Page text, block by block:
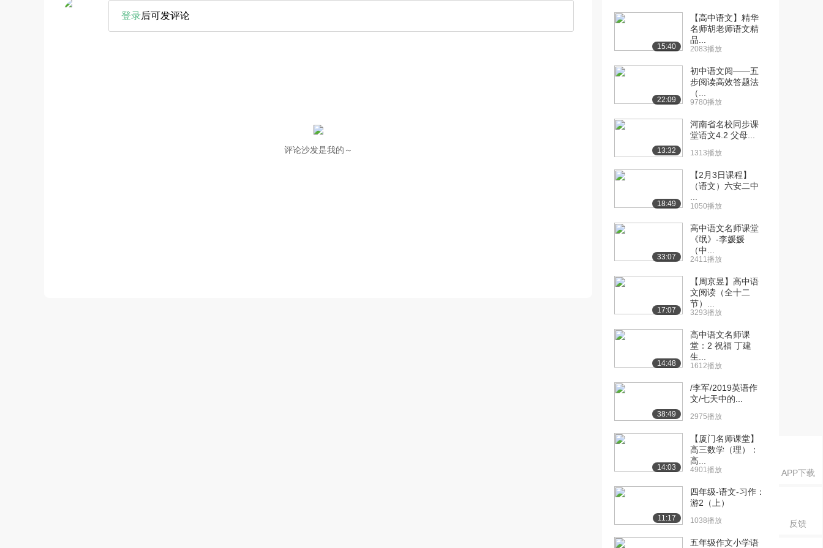
APP下载
反馈
登录后可发评论
评论沙发是我的～
15:40
【高中语文】精华
名师胡老师语文精
品...
2083播放
22:09
初中语文阅——五
步阅读高效答题法
（...
9780播放
13:32
河南省名校同步课
堂语文4.2 父母...
1313播放
18:49
【2月3日课程】
（语文）六安二中
1050播放
33:07
高中语文名师课堂
《氓》-李媛媛
（中...
2411播放
17:07
【周京昱】高中语
文阅读（全十二
节）...
3293播放
14:48
高中语文名师课
堂：2 祝福 丁建
生...
1612播放
38:49
/李军/2019英语作
文/七天中的...
2975播放
14:03
【厦门名师课堂】
高三数学（理）：
高...
4901播放
11:17
四年级-语文-习作：
游2（上）
1038播放
五年级作文小学语